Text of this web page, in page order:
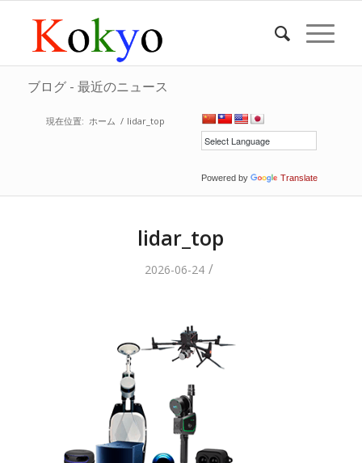
ブログ - 最近のニュース
Powered by Translate
現在位置: ホーム / lidar_top
lidar_top
2026-06-24 /